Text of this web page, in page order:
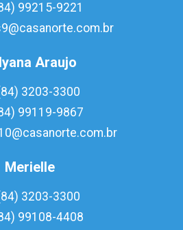
99215-9221
Araujo
3203-3300
99119-9867
Merielle
3203-3300
99108-4408